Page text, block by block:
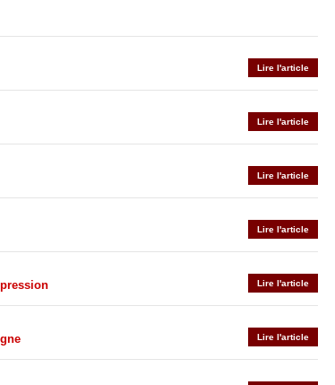
Lire l'article
Lire l'article
Lire l'article
Lire l'article
Lire l'article
Lire l'article